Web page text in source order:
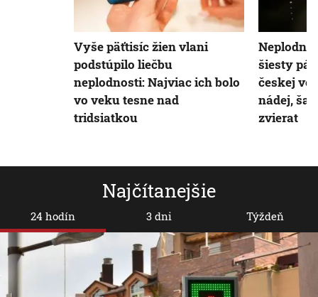
Najčítanejšie
24 hodín 3 dni Týždeň
Vyše päťtisíc žien vlani
podstúpilo liečbu
neplodnosti: Najviac ich bolo
vo veku tesne nad
tridsiatkou
šiesty pár
českej
nádej,
zvierat